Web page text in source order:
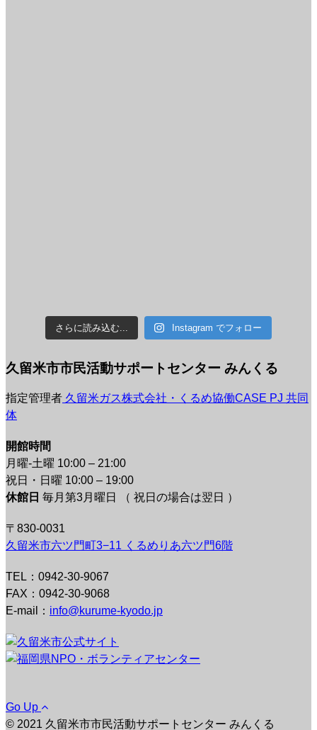
さらに読み込む... Instagram でフォロー
久留米市市民活動サポートセンター みんくる
指定管理者 久留米ガス株式会社・くるめ協働CASE PJ 共同
体
開館時間
月曜-土曜 10:00 – 21:00
祝日・日曜 10:00 – 19:00
休館日 毎月第3月曜日 （ 祝日の場合は翌日 ）
〒830-0031
久留米市六ツ門町3−11 くるめりあ六ツ門6階
TEL：0942-30-9067
FAX：0942-30-9068
E-mail： info@kurume-kyodo.jp
Go Up
© 2021 久留米市市民活動サポートセンター みんくる